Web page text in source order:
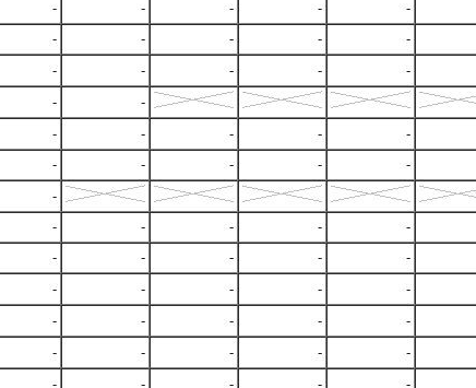
- - - - -
- - - - -
- - - - -
-
-
- - - - -
- - - - -
-
- - - - -
- - - - -
- - - - -
- - - - -
- - - - -